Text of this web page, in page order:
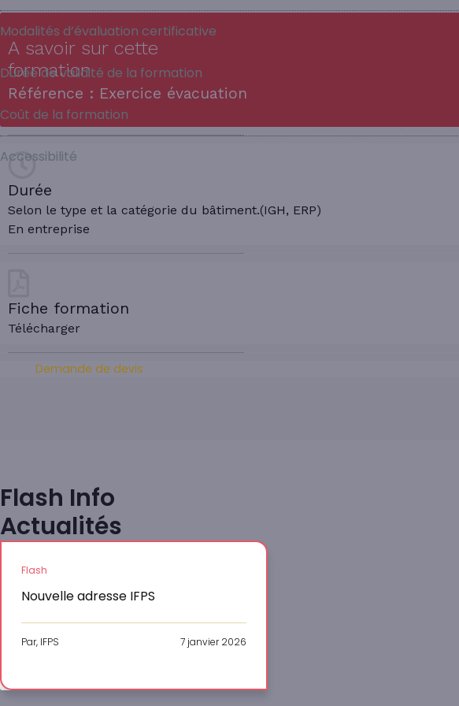
Modalités d’évaluation certificative
Durée de validité de la formation
Coût de la formation
Accessibilité
A savoir sur cette
formation
Référence : Exercice évacuation
Durée
Selon le type et la catégorie du bâtiment.(IGH, ERP)
En entreprise
Fiche formation
Télécharger
Demande de devis
Flash Info
Actualités
Flash
Nouvelle adresse IFPS
Par, IFPS 7 janvier 2026